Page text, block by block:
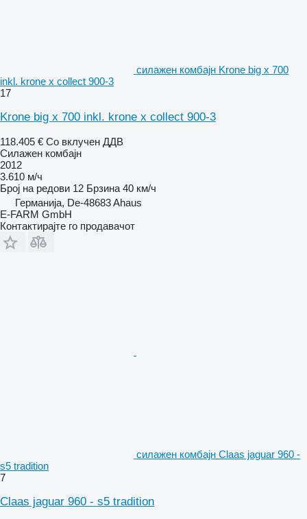
силажен комбајн Krone big x 700
inkl. krone x collect 900-3
17
Krone big x 700 inkl. krone x collect 900-3
118.405 € Со вклучен ДДВ
Силажен комбајн
2012
3.610 м/ч
Број на редови 12 Брзина 40 км/ч
Германија, De-48683 Ahaus
E-FARM GmbH
Контактирајте го продавачот
силажен комбајн Claas jaguar 960 -
s5 tradition
7
Claas jaguar 960 - s5 tradition